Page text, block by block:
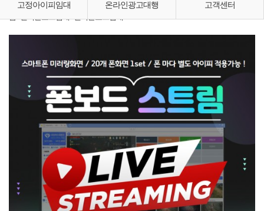
고정아이피임대 온라인광고대행
고객센터
홈 › 원격폰보드임대 › 원격폰보드임대